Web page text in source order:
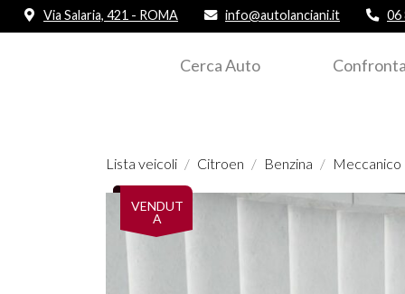
Via Salaria, 421 - ROMA info@autolanciani.it 06
Cerca Auto
Lista veicoli Citroen Benzina Meccanico
VENDUT
A